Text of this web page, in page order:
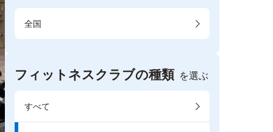
全国
フィットネスクラブの種類 を選ぶ
すべて